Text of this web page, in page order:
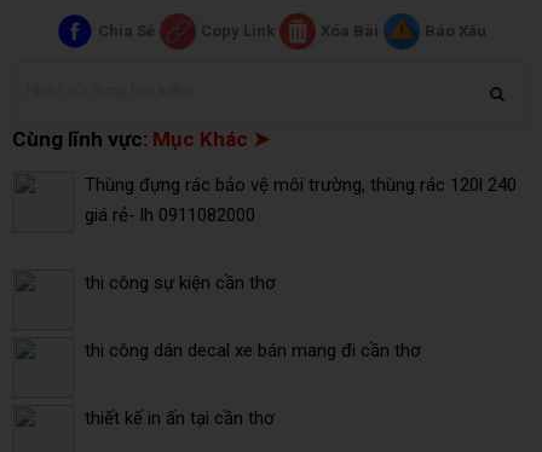
Chia Sẻ Copy Link Xóa Bài Báo Xấu
Cùng lĩnh vực: Mục Khác ➤
Thùng đựng rác bảo vệ môi trường, thùng rác 120l 240
giá rẻ- lh 0911082000
thi công sự kiện cần thơ
thi công dán decal xe bán mang đi cần thơ
thiết kế in ấn tại cần thơ